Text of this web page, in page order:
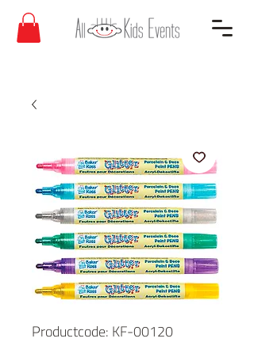
Productcode: KF-00120